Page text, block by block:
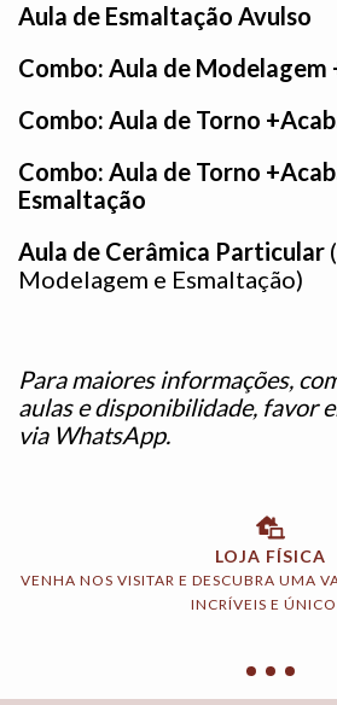
Aula de Esmaltação Avulso
Combo: Aula de Modelagem
Combo: Aula de Torno
Combo: Aula de Torno
Esmaltação
Aula de Cerâmica Particular
Modelagem e Esmaltação)
Para maiores informações,
aulas e disponibilidade, favor
via WhatsApp.
LOJA FÍSICA
VENHA NOS VISITAR E DESCUBRA UMA
INCRÍVEIS E